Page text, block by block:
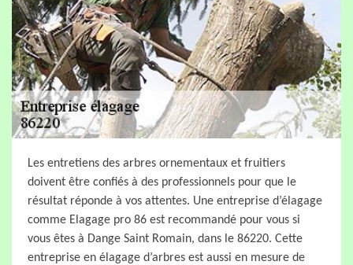
Les entretiens des arbres ornementaux et fruitiers
doivent être confiés à des professionnels pour que le
résultat réponde à vos attentes. Une entreprise d’élagage
comme Elagage pro 86 est recommandé pour vous si
vous êtes à Dange Saint Romain, dans le 86220. Cette
entreprise en élagage d’arbres est aussi en mesure de